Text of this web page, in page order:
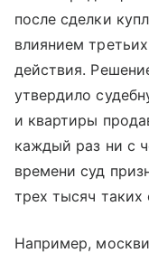
после сделки
влиянием
действия.
утвердило
и квартиры
каждый раз ни с
времени суд
трех тысяч таких
Например,